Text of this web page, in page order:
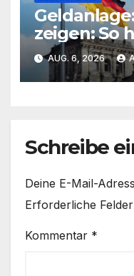
zeigen: So
Deutsche
AUG. 6, 2026
Schreibe
Deine E-Mail-
Erforderliche
Kommentar *